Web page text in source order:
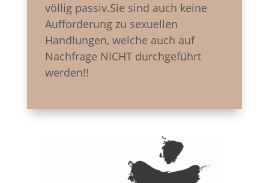
völlig passiv.Sie sind auch keine
Aufforderung zu sexuellen
Handlungen, welche auch auf
Nachfrage NICHT durchgeführt
werden!!